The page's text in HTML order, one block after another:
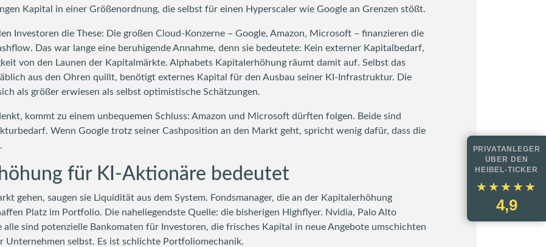
Kapital in einer Größenordnung, die selbst für einen Hyperscaler wie Google an Grenzen stößt.
Investoren die These: Die großen Cloud-Konzerne – Google, Amazon, Microsoft – finanzieren die
Das war lange eine beruhigende Annahme, denn sie bedeutete: Kein externer Kapitalbedarf,
von den Launen der Kapitalmärkte. Alphabets Kapitalerhöhung räumt damit auf. Selbst das
aus den Ohren quillt, benötigt externes Kapital für den Ausbau seiner KI-Infrastruktur. Die
als größer erwiesen als selbst optimistische Schätzungen.
kommt zu einem unbequemen Schluss: Amazon und Microsoft dürften folgen. Beide sind
Wenn Google trotz seiner Cashposition an den Markt geht, spricht wenig dafür, dass die
für KI-Aktionäre bedeutet
gehen, saugen sie Liquidität aus dem System. Fondsmanager, die an der Kapitalerhöhung
Platz im Portfolio. Die naheliegendste Quelle: die bisherigen Highflyer. Nvidia, Palo Alto
sind potenzielle Bankomaten für Investoren, die frisches Kapital in neue Angebote umschichten
Unternehmen selbst. Es ist schlichte Portfoliomechanik.
PRIVATANLEGER
ÜBER DEN
HEIBEL-TICKER
★★★★★
★★★★★
4,9